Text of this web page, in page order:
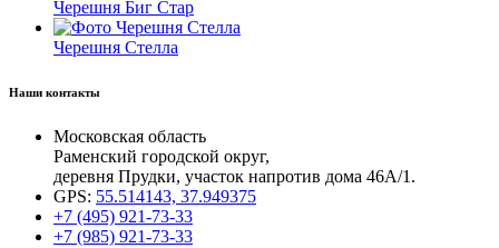
Черешня Биг Стар
Черешня Стелла
Наши контакты
Московская область
Раменский городской округ,
деревня Прудки, участок напротив дома 46А/1.
GPS: 55.514143, 37.949375
+7 (495) 921-73-33
+7 (985) 921-73-33